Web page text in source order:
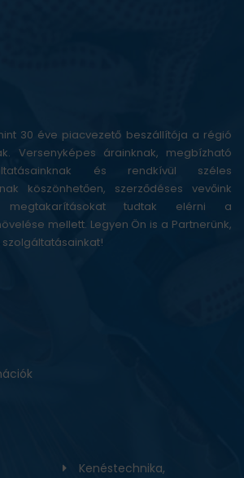
30 éve piacvezető beszállítója a régió
Versenyképes árainknak, megbízható
és rendkívül széles
köszönhetően, szerződéses vevőink
megtakarításokat tudtak elérni a
mellett. Legyen Ön is a Partnerünk,
Kenéstechnika,